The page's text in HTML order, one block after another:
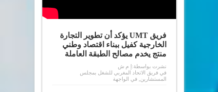
فريق UMT يؤكد أن تطوير التجارة
الخارجية كفيل ببناء اقتصاد وطني
منتج يخدم مصالح الطبقة العاملة
نشرت بواسطة:
إ م ش
فيفريق الاتحاد المغربي للشغل بمجلس
المستشارين ,في الواجهة